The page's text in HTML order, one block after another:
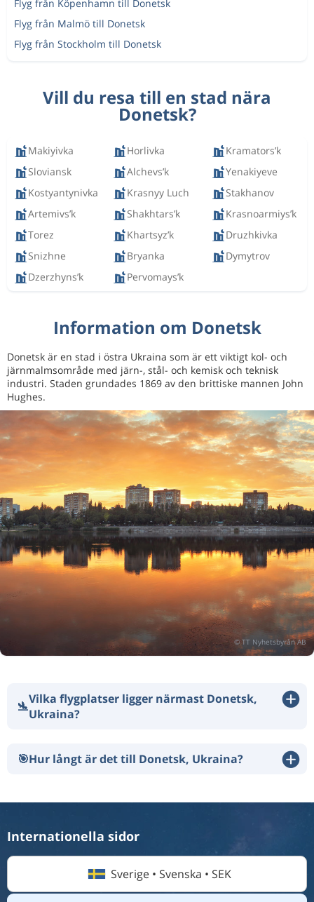
Flyg från Köpenhamn till Donetsk
Flyg från Malmö till Donetsk
Flyg från Stockholm till Donetsk
Vill du resa till en stad nära
Donetsk?
Makiyivka Horlivka
Kramators’k
Sloviansk
Alchevs’k
Yenakiyeve
Kostyantynivka
Krasnyy Luch
Stakhanov
Artemivs’k
Shakhtars’k
Krasnoarmiys’k
Torez
Khartsyz’k
Druzhkivka
Snizhne
Bryanka
Dymytrov
Dzerzhyns’k
Pervomays’k
Information om Donetsk
Donetsk är en stad i östra Ukraina som är ett viktigt kol- och
järnmalmsområde med järn-, stål- och kemisk och teknisk
industri. Staden grundades 1869 av den brittiske mannen John
Hughes.
🛬Vilka flygplatser ligger närmast Donetsk,
Ukraina?
🎯Hur långt är det till Donetsk, Ukraina?
Internationella sidor
Sverige • Svenska • SEK